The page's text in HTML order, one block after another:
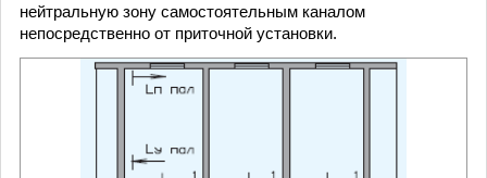
нейтральную зону самостоятельным каналом
непосредственно от приточной установки.